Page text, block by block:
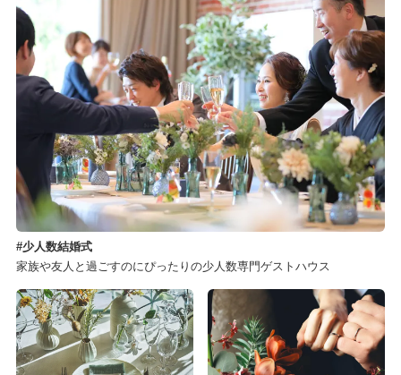
少人数結婚式
家族や友人と過ごすのにぴったりの少人数専門ゲストハウス